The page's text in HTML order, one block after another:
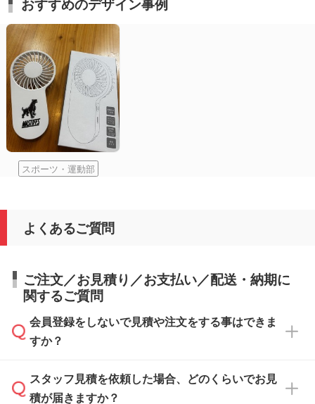
スポーツ・運動部
よくあるご質問
ご注文／お見積り／お支払い／配送・納期に
関するご質問
会員登録をしないで見積や注文をする事はできま
すか？
可能です。見積・注文フォームにて『ゲストの
まま進む』ボタンからお進みのうえ、ご依頼く
スタッフ見積を依頼した場合、どのくらいでお見
積が届きますか？